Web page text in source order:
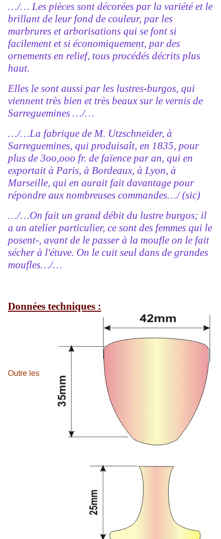
…/… Les pièces sont décorées par la variété et le
brillant de leur fond de couleur, par les
marbrures et arborisations qui se font si
facilement et si économiquement, par des
ornements en relief, tous procédés décrits plus
haut.
Elles le sont aussi par les lustres-burgos, qui
viennent très bien et très beaux sur le vernis de
Sarreguemines …/…
…/…La fabrique de M. Utzschneider, à
Sarreguemines, qui produisaît, en 1835, pour
plus de 3oo,ooo fr. de faïence par an, qui en
exportait à Paris, à Bordeaux, à Lyon, à
Marseille, qui en aurait fait davantage pour
répondre aux nombreuses commandes…/ (sic)
…/…On fait un grand débit du lustre burgos; il
a un atelier particulier, ce sont des femmes qui le
posent-, avant de le passer à la moufle on le fait
sécher à l'étuve. On le cuit seul dans de grandes
moufles…/…
Données techniques :
Outre les